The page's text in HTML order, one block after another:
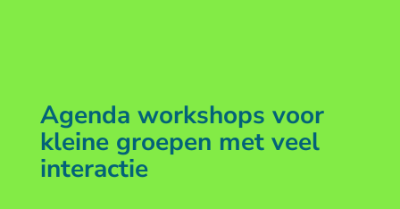
Agenda workshops voor
kleine groepen met veel
interactie